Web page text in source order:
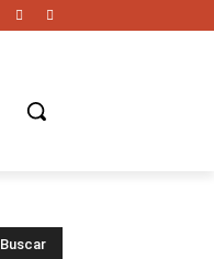
Buscar